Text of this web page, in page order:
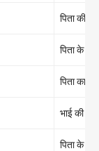
पिता की
पिता के
पिता का
भाई की
पिता के